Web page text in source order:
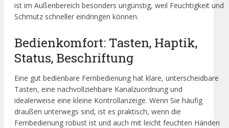
ist im Außenbereich besonders ungünstig, weil Feuchtigkeit und
Schmutz schneller eindringen können.
Bedienkomfort: Tasten, Haptik,
Status, Beschriftung
Eine gut bedienbare Fernbedienung hat klare, unterscheidbare
Tasten, eine nachvollziehbare Kanalzuordnung und
idealerweise eine kleine Kontrollanzeige. Wenn Sie häufig
draußen unterwegs sind, ist es praktisch, wenn die
Fernbedienung robust ist und auch mit leicht feuchten Händen